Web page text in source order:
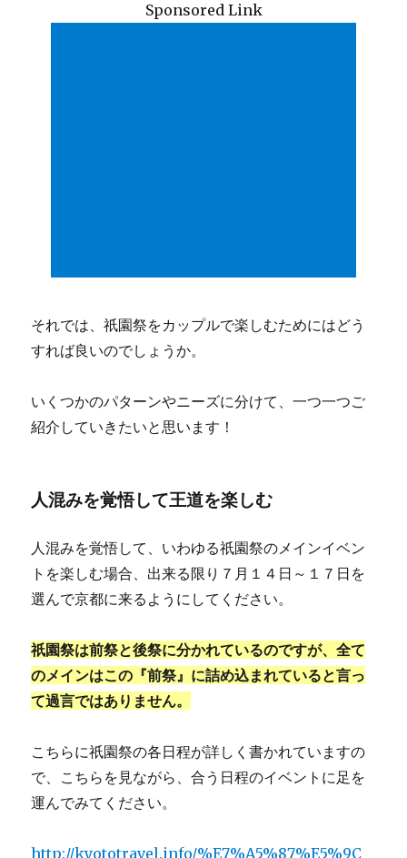
Sponsored Link
それでは、祇園祭をカップルで楽しむためにはどう
すれば良いのでしょうか。
いくつかのパターンやニーズに分けて、一つ一つご
紹介していきたいと思います！
人混みを覚悟して王道を楽しむ
人混みを覚悟して、いわゆる祇園祭のメインイベン
トを楽しむ場合、出来る限り７月１４日～１７日を
選んで京都に来るようにしてください。
祇園祭は前祭と後祭に分かれているのですが、全て
のメインはこの『前祭』に詰め込まれていると言っ
て過言ではありません。
こちらに祇園祭の各日程が詳しく書かれていますの
で、こちらを見ながら、合う日程のイベントに足を
運んでみてください。
http://kyototravel.info/%E7%A5%87%E5%9C